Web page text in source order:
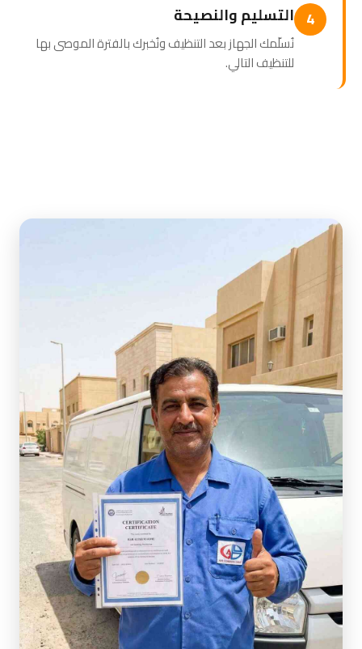
4 التسليم والنصيحة
نُسلّمك الجهاز بعد التنظيف ونُخبرك بالفترة الموصى بها
للتنظيف التالي.